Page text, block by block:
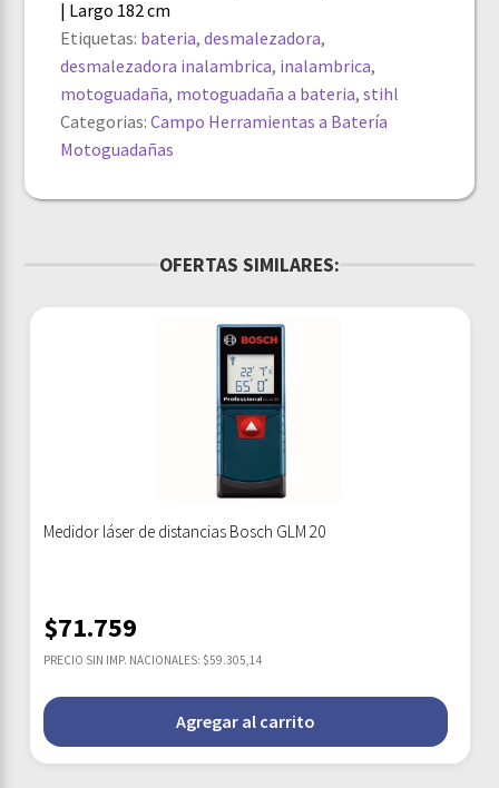
| Largo 182 cm
Etiquetas: bateria,desmalezadora,
desmalezadora inalambrica, inalambrica,
motoguadaña, motoguadaña a bateria,stihl
Categorias:Campo Herramientas a Batería
Motoguadañas
OFERTAS SIMILARES:
Medidor láser de distancias Bosch GLM 20
$71.759
PRECIO SIN IMP. NACIONALES: $59.305,14
Agregar al carrito